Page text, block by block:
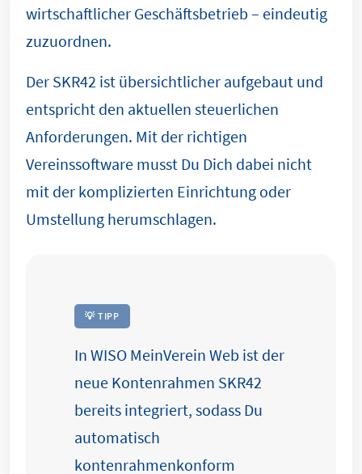
wirtschaftlicher Geschäftsbetrieb – eindeutig
zuzuordnen.
Der SKR42 ist übersichtlicher aufgebaut und
entspricht den aktuellen steuerlichen
Anforderungen. Mit der richtigen
Vereinssoftware musst Du Dich dabei nicht
mit der komplizierten Einrichtung oder
Umstellung herumschlagen.
💡 TIPP
In WISO MeinVerein Web ist der
neue Kontenrahmen SKR42
bereits integriert, sodass Du
automatisch
kontenrahmenkonform